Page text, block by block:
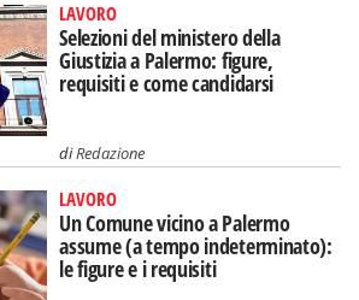
LAVORO
Selezioni del ministero della
Giustizia a Palermo: figure,
requisiti e come candidarsi
diRedazione
LAVORO
Un Comune vicino a Palermo
assume (a tempo indeterminato):
le figure e i requisiti